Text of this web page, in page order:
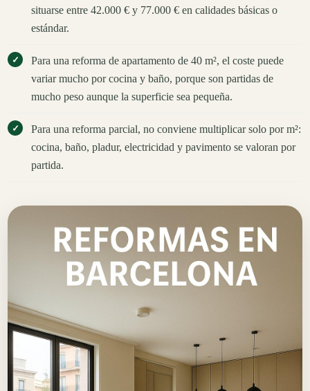
situarse entre 42.000 € y 77.000 € en calidades básicas o
estándar.
Para una reforma de apartamento de 40 m², el coste puede
variar mucho por cocina y baño, porque son partidas de
mucho peso aunque la superficie sea pequeña.
Para una reforma parcial, no conviene multiplicar solo por m²:
cocina, baño, pladur, electricidad y pavimento se valoran por
partida.